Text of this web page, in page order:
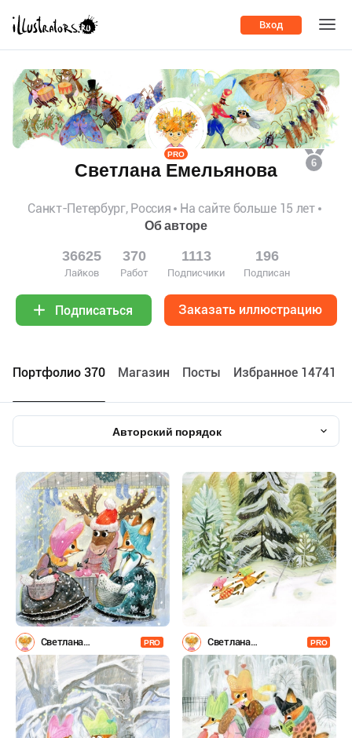
Вход
6
PRO
Светлана Емельянова
Санкт-Петербург, Россия
На сайте больше 15 лет
Об авторе
36625
Лайков
370
Работ
1113
Подписчики
196
Подписан
Подписаться Заказать иллюстрацию
Портфолио 370 Maгазин Посты Избранное 14741
Авторский порядок
Светлана
Емельянова
PRO
Светлана
Емельянова
PRO